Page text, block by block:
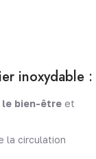
inoxydable :
le bien-être et
la circulation